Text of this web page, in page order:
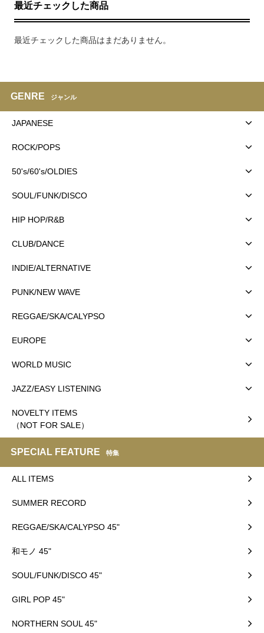
最近チェックした商品
最近チェックした商品はまだありません。
GENRE ジャンル
JAPANESE
ROCK/POPS
50's/60's/OLDIES
SOUL/FUNK/DISCO
HIP HOP/R&B
CLUB/DANCE
INDIE/ALTERNATIVE
PUNK/NEW WAVE
REGGAE/SKA/CALYPSO
EUROPE
WORLD MUSIC
JAZZ/EASY LISTENING
NOVELTY ITEMS
（NOT FOR SALE）
SPECIAL FEATURE 特集
ALL ITEMS
SUMMER RECORD
REGGAE/SKA/CALYPSO 45"
和モノ 45"
SOUL/FUNK/DISCO 45"
GIRL POP 45"
NORTHERN SOUL 45"